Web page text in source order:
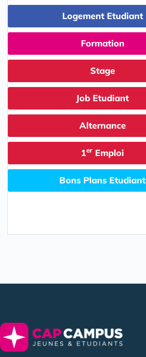
Logement Etudiant
Formation
Stage
Job Etudiant
Alternance
1er Emploi
Bons Plans Etudiant